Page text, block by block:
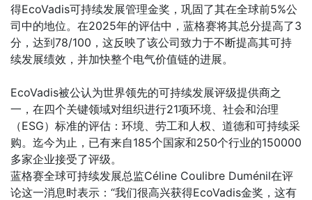
得EcoVadis可持续发展管理金奖，巩固了其在全球前5%公
司中的地位。在2025年的评估中，蓝格赛将其总分提高了3
分，达到78/100，这反映了该公司致力于不断提高其可持
续发展绩效，并加快整个电气价值链的进展。
EcoVadis被公认为世界领先的可持续发展评级提供商之
一，在四个关键领域对组织进行21项环境、社会和治理
（ESG）标准的评估：环境、劳工和人权、道德和可持续采
购。迄今为止，已有来自185个国家和250个行业的150000
多家企业接受了评级。
蓝格赛全球可持续发展总监Céline Coulibre Duménil在评
论这一消息时表示：“我们很高兴获得EcoVadis金奖，这有